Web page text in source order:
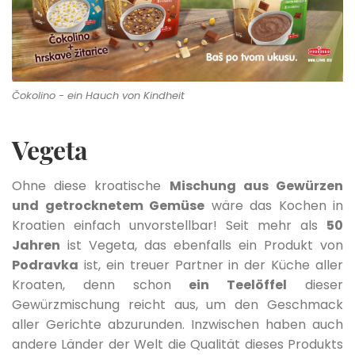
Čokolino - ein Hauch von Kindheit
Vegeta
Ohne diese kroatische Mischung aus Gewürzen
und getrocknetem Gemüse wäre das Kochen in
Kroatien einfach unvorstellbar! Seit mehr als 50
Jahren ist Vegeta, das ebenfalls ein Produkt von
Podravka ist, ein treuer Partner in der Küche aller
Kroaten, denn schon ein Teelöffel dieser
Gewürzmischung reicht aus, um den Geschmack
aller Gerichte abzurunden. Inzwischen haben auch
andere Länder der Welt die Qualität dieses Produkts